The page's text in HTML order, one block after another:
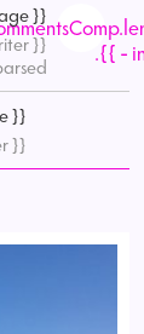
-
{{ comment.message }}
{{ comment.writer }}
}}
{{ reply.message }}
{{ reply.writer }}